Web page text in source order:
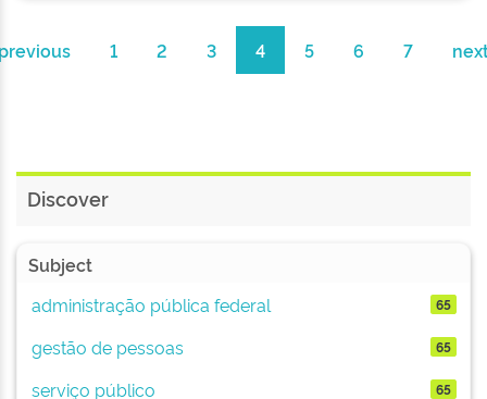
1 2 3 4 5 6 7
Discover
Subject
administração pública federal
65
gestão de pessoas 65
serviço público 65